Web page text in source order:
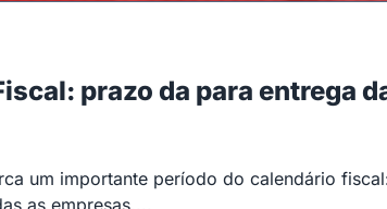
prazo da para entrega
um importante período do calendário
as empresas,...